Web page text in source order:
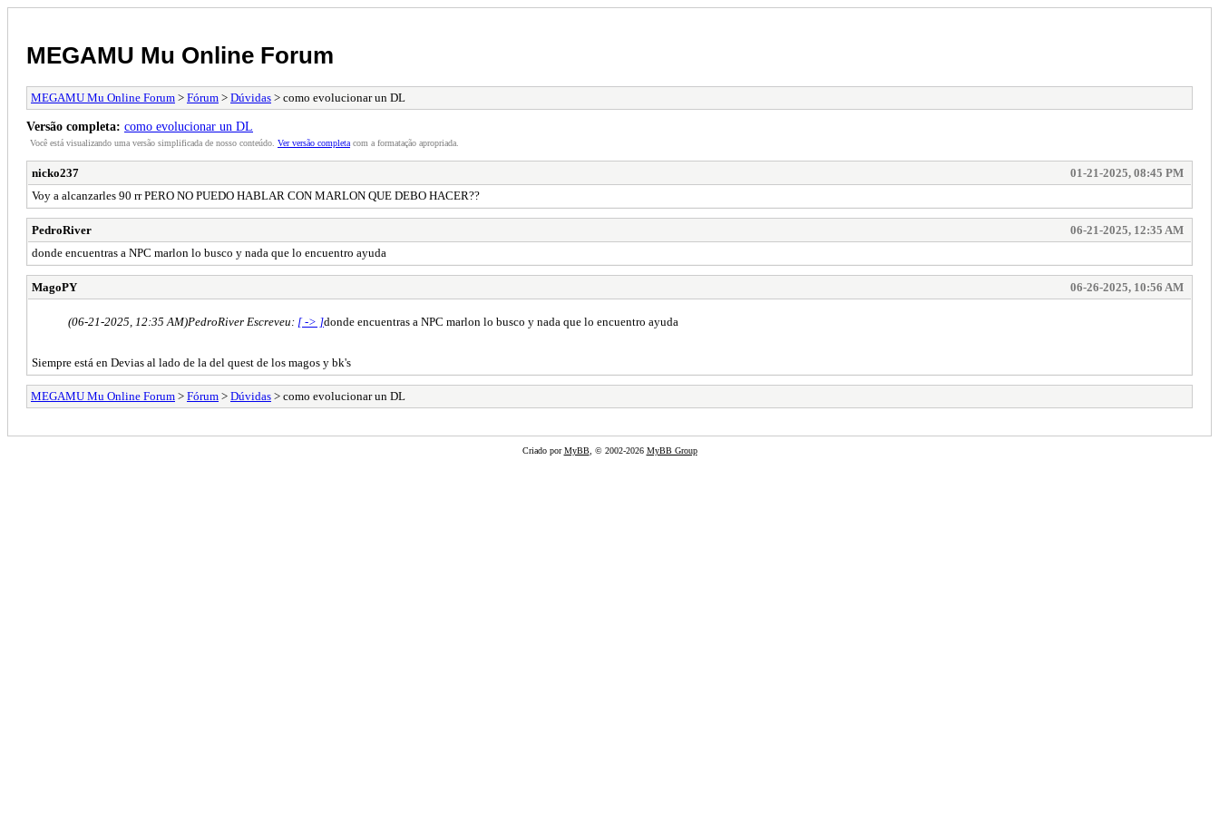
MEGAMU Mu Online Forum
MEGAMU Mu Online Forum > Fórum > Dúvidas > como evolucionar un DL
Versão completa: como evolucionar un DL
Você está visualizando uma versão simplificada de nosso conteúdo. Ver versão completa com a formatação apropriada.
nicko237
01-21-2025, 08:45 PM
Voy a alcanzarles 90 rr PERO NO PUEDO HABLAR CON MARLON QUE DEBO HACER??
PedroRiver
06-21-2025, 12:35 AM
donde encuentras a NPC marlon lo busco y nada que lo encuentro ayuda
MagoPY 06-26-2025, 10:56 AM
(06-21-2025, 12:35 AM)PedroRiver Escreveu: [ -> ]donde encuentras a NPC marlon lo busco y nada que lo encuentro ayuda
Siempre está en Devias al lado de la del quest de los magos y bk's
MEGAMU Mu Online Forum > Fórum > Dúvidas > como evolucionar un DL
Criado porMyBB, © 2002-2026 MyBB Group